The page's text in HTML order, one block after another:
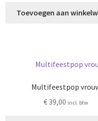
Toevoegen aan
Multifeestpop
€39,00 incl. btw